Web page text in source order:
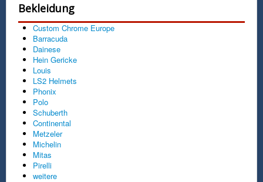
Bekleidung
Custom Chrome Europe
Barracuda
Dainese
Hein Gericke
Louis
LS2 Helmets
Phonix
Polo
Schuberth
Continental
Metzeler
Michelin
Mitas
Pirelli
weitere